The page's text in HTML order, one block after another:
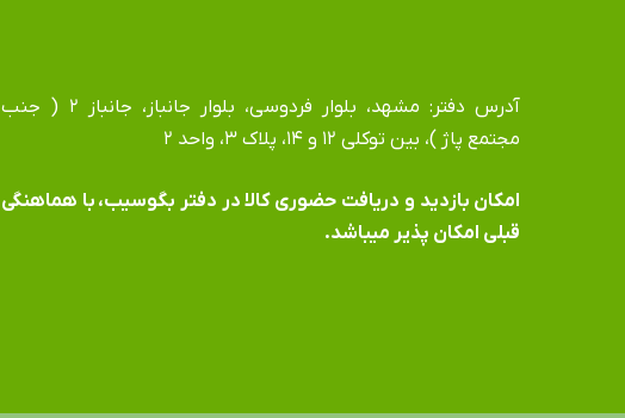
آدرس دفتر: مشهد، بلوار فردوسی، بلوار جانباز، جانباز ۲ ( جنب
مجتمع پاژ )، بین توکلی ۱۲ و ۱۴، پلاک ۳، واحد ۲
​​​​​​​امکان بازدید و دریافت حضوری کالا در دفتر بگوسیب، با هماهنگی
قبلی امکان پذیر میباشد.